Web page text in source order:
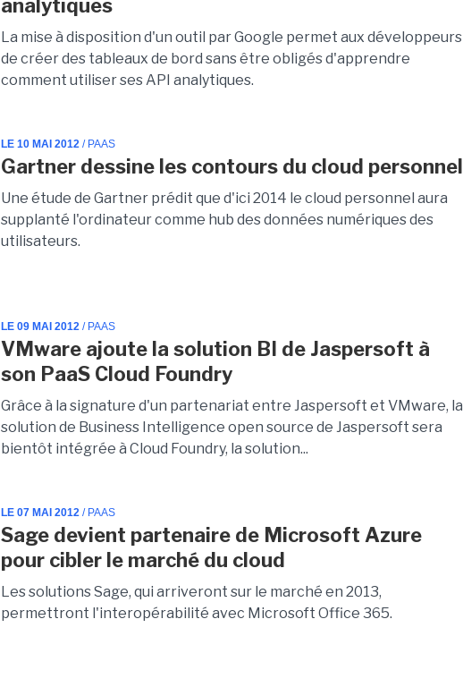
analytiques
La mise à disposition d'un outil par Google permet aux développeurs
de créer des tableaux de bord sans être obligés d'apprendre
comment utiliser ses API analytiques.
LE 10 MAI 2012 / PAAS
Gartner dessine les contours du cloud personnel
Une étude de Gartner prédit que d'ici 2014 le cloud personnel aura
supplanté l'ordinateur comme hub des données numériques des
utilisateurs.
LE 09 MAI 2012 / PAAS
VMware ajoute la solution BI de Jaspersoft à
son PaaS Cloud Foundry
Grâce à la signature d'un partenariat entre Jaspersoft et VMware, la
solution de Business Intelligence open source de Jaspersoft sera
bientôt intégrée à Cloud Foundry, la solution...
LE 07 MAI 2012 / PAAS
Sage devient partenaire de Microsoft Azure
pour cibler le marché du cloud
Les solutions Sage, qui arriveront sur le marché en 2013,
permettront l'interopérabilité avec Microsoft Office 365.